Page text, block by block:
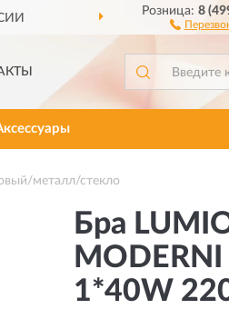
Розница:8
металл/стекло
Бра
1*40W